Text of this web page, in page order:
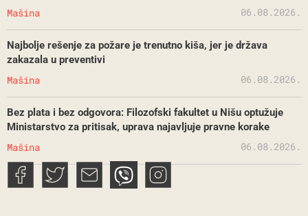
Mašina 06.08.2026.
Najbolje rešenje za požare je trenutno kiša, jer je država
zakazala u preventivi
Mašina 06.08.2026.
Bez plata i bez odgovora: Filozofski fakultet u Nišu optužuje
Ministarstvo za pritisak, uprava najavljuje pravne korake
Mašina 06.08.2026.